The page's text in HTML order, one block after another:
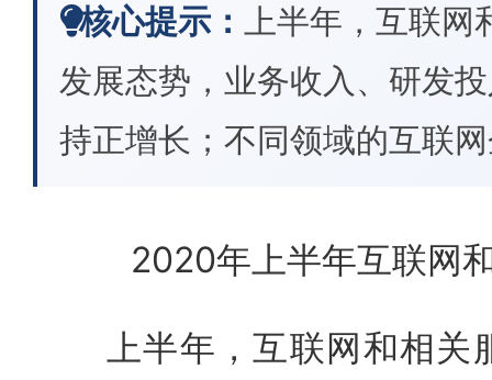
核心提示：
上半年，互联
发展态势，业务收入、研发
持正增长；不同领域的互联
2020年上半年互联网
上半年，互联网和相关